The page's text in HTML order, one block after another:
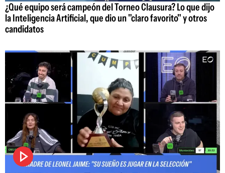
¿Qué equipo será campeón del Torneo Clausura? Lo que dijo
la Inteligencia Artificial, que dio un "claro favorito" y otros
candidatos